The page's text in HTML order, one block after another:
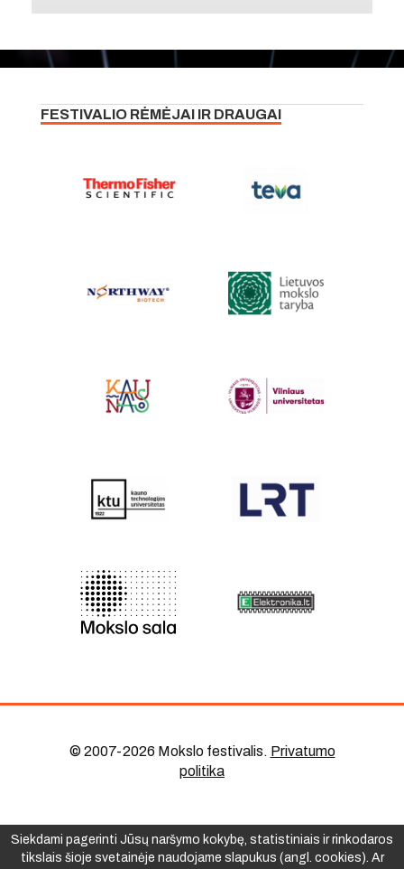
FESTIVALIO RĖMĖJAI IR DRAUGAI
© 2007-2026 Mokslo festivalis. Privatumo
politika
Siekdami pagerinti Jūsų naršymo kokybę, statistiniais ir rinkodaros
tikslais šioje svetainėje naudojame slapukus (angl. cookies). Ar